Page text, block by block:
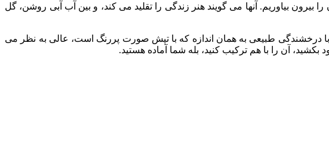
بیاوریم. آنها می گویند هنر زندگی را تقلید می کند، و بین آب آبی روشن، گل
درخشندگی طبیعی به همان اندازه که با تپش صورت پررنگ است، عالی به نظر می
آن را با هم ترکیب کنید، بله شما آماده هستید.